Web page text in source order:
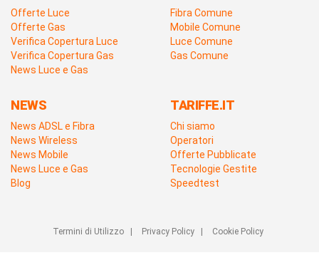
Offerte Luce
Offerte Gas
Verifica Copertura Luce
Verifica Copertura Gas
News Luce e Gas
Fibra Comune
Mobile Comune
Luce Comune
Gas Comune
NEWS
News ADSL e Fibra
News Wireless
News Mobile
News Luce e Gas
Blog
TARIFFE.IT
Chi siamo
Operatori
Offerte Pubblicate
Tecnologie Gestite
Speedtest
Termini di Utilizzo| Privacy Policy| Cookie Policy